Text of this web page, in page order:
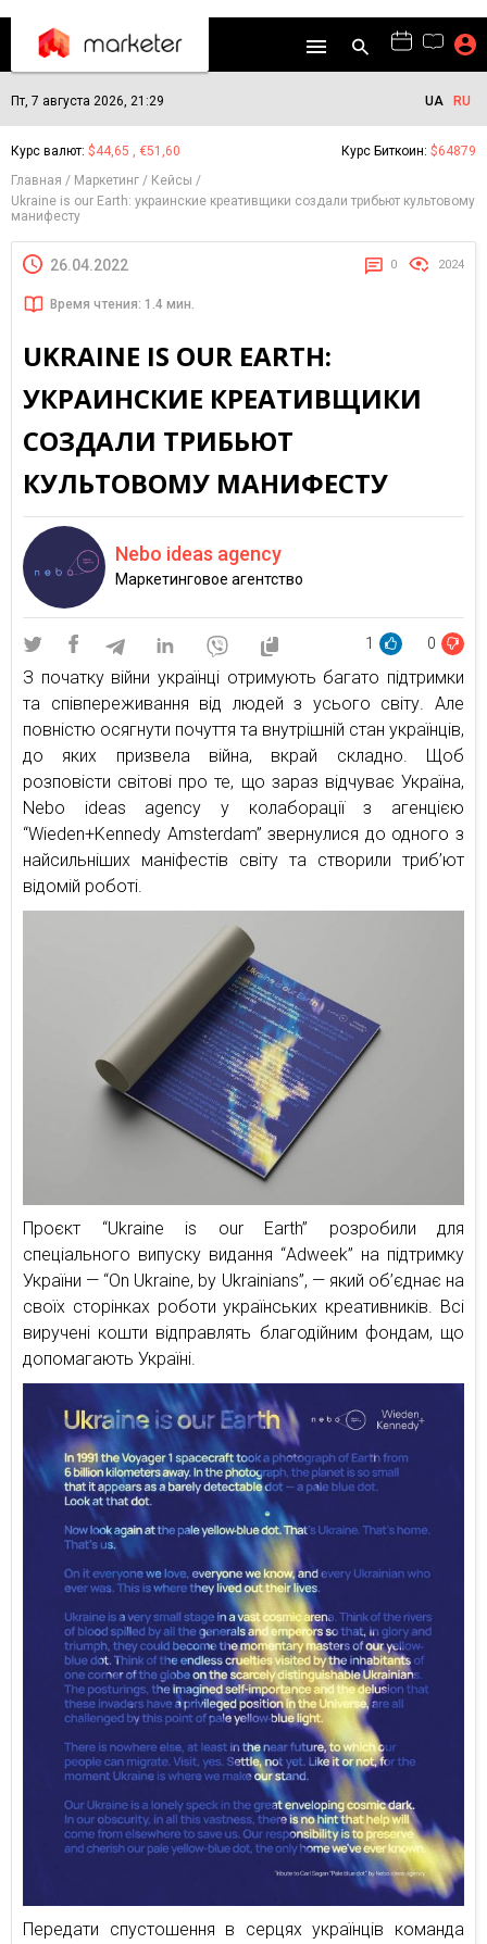
Пт, 7 августа 2026, 21:29 UA RU
Курс валют: $44,65 , €51,60 Курс Биткоин: $64879
Главная
Маркетинг
Кейсы
Ukraine is our Earth: украинские креативщики создали трибьют культовому
манифесту
26.04.2022 0 2024
Время чтения: 1.4 мин.
UKRAINE IS OUR EARTH:
УКРАИНСКИЕ КРЕАТИВЩИКИ
СОЗДАЛИ ТРИБЬЮТ
КУЛЬТОВОМУ МАНИФЕСТУ
Nebo ideas agency
Маркетинговое агентство
1 0
З початку війни українці отримують багато підтримки
та співпереживання від людей з усього світу. Але
повністю осягнути почуття та внутрішній стан українців,
до яких призвела війна, вкрай складно. Щоб
розповісти світові про те, що зараз відчуває Україна,
Nebo ideas agency у колаборації з агенцією
“Wieden+Kennedy Amsterdam” звернулися до одного з
найсильніших маніфестів світу та створили триб’ют
відомій роботі.
Проєкт “Ukraine is our Earth” розробили для
спеціального випуску видання “Adweek” на підтримку
України — “On Ukraine, by Ukrainians”, — який об’єднає на
своїх сторінках роботи українських креативників. Всі
виручені кошти відправлять благодійним фондам, що
допомагають Україні.
Передати спустошення в серцях українців команда